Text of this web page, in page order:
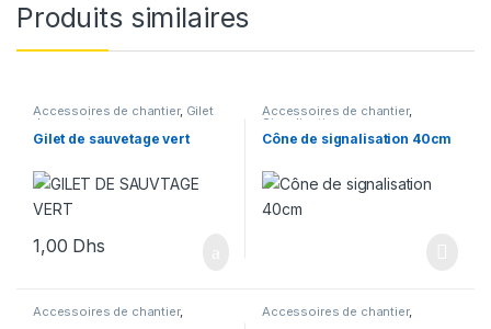
Produits similaires
Accessoires de chantier, Gilet
de sauvetage
Gilet de sauvetage vert
1,00 Dhs
Accessoires de chantier,
Signalisation
Cône de signalisation 40cm
Accessoires de chantier, Accessoires de chantier,